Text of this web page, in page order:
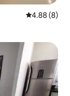
5 ರಲ್ಲಿ 4.88
4.88 (8)